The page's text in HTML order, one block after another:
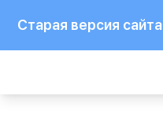
Старая версия сайта